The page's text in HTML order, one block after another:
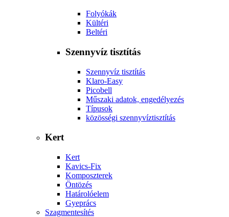
Folyókák
Kültéri
Beltéri
Szennyvíz tisztítás
Szennyvíz tisztítás
Klaro-Easy
Picobell
Műszaki adatok, engedélyezés
Típusok
közösségi szennyvíztisztítás
Kert
Kert
Kavics-Fix
Komposzterek
Öntözés
Határolóelem
Gyeprács
Szagmentesítés